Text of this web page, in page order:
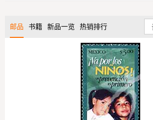
邮品 书籍 新品一览 热销排行